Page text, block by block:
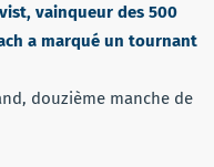
vainqueur des 500
a marqué un tournant
douzième manche de